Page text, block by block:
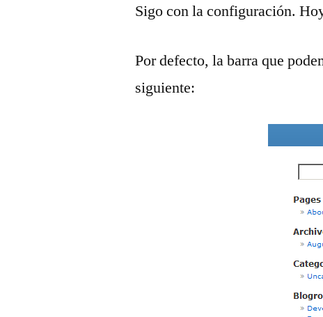
Sigo con la configuración.
Por defecto, la barra que
siguiente: